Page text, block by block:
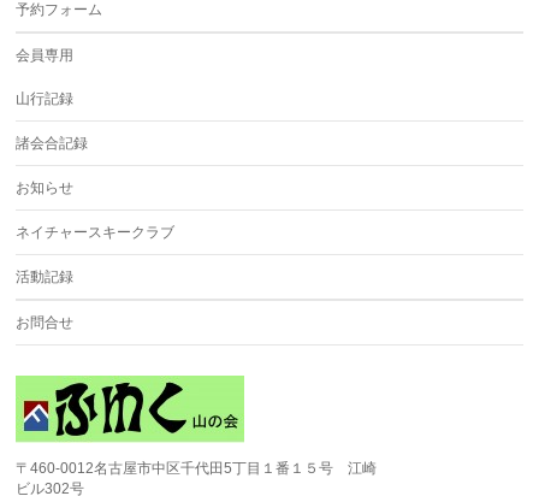
予約フォーム
会員専用
山行記録
諸会合記録
お知らせ
ネイチャースキークラブ
活動記録
お問合せ
〒460-0012名古屋市中区千代田5丁目１番１５号 江崎
ビル302号